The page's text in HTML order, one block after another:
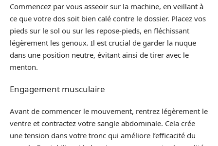
Commencez par vous asseoir sur la machine, en veillant à
ce que votre dos soit bien calé contre le dossier. Placez vos
pieds sur le sol ou sur les repose-pieds, en fléchissant
légèrement les genoux. Il est crucial de garder la nuque
dans une position neutre, évitant ainsi de tirer avec le
menton.
Engagement musculaire
Avant de commencer le mouvement, rentrez légèrement le
ventre et contractez votre sangle abdominale. Cela crée
une tension dans votre tronc qui améliore l’efficacité du